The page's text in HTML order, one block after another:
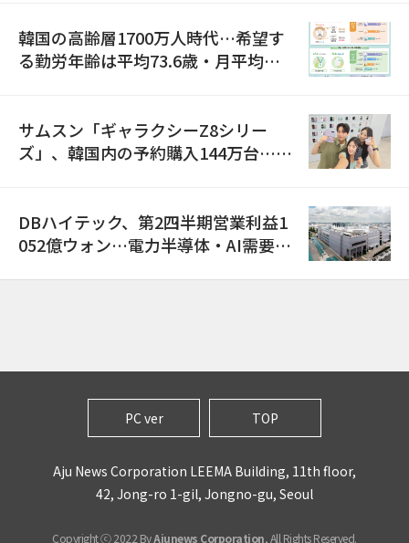
韓国の高齢層1700万人時代…希望す
る勤労年齢は平均73.6歳・月平均賃
サムスン「ギャラクシーZ8シリー
ズ」、韓国内の予約購入144万台…
DBハイテック、第2四半期営業利益1
052億ウォン…電力半導体・AI需要増
PC ver TOP
Aju News Corporation LEEMA Building, 11th floor,
42, Jong-ro 1-gil, Jongno-gu, Seoul
Copyright ⓒ 2022 ByAjunews Corporation, All Rights Reserved.